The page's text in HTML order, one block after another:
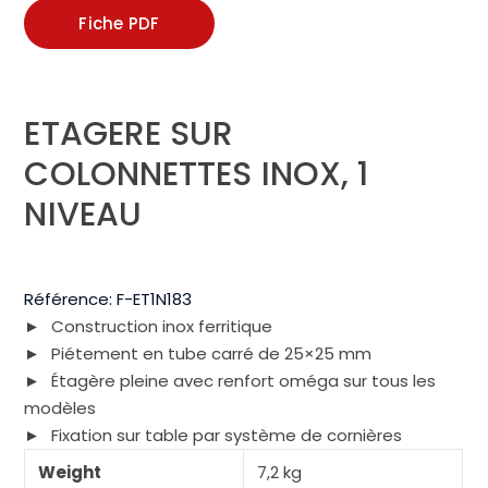
Fiche PDF
ETAGERE SUR
COLONNETTES INOX, 1
NIVEAU
Référence:F-ET1N183
Construction inox ferritique
Piétement en tube carré de 25×25 mm
Étagère pleine avec renfort oméga sur tous les
modèles
Fixation sur table par système de cornières
Weight
7,2 kg